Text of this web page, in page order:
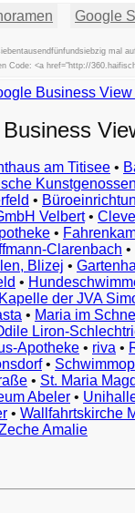
Google
mal
Code: <a href="http://
Business
am Titisee •
•
Velbert•
•
Clarenbach •
Blizej •
•
Kapelle der JVA
• Maria im
Liron-
Apotheke • riva •
•
• St. Maria
Abeler •
• Wallfahrtskirche
Amalie